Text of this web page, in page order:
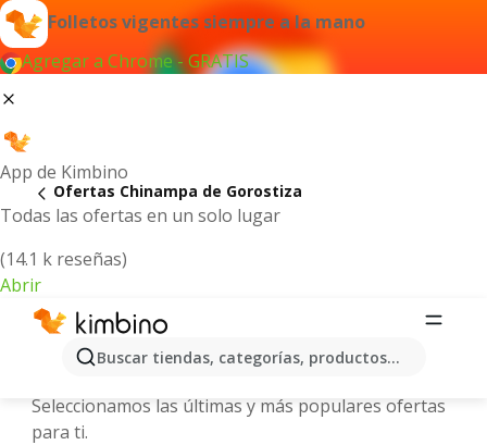
Folletos vigentes siempre a la mano
Agregar a Chrome - GRATIS
App de Kimbino
Todas las ofertas en un solo lugar
(14.1 k reseñas)
Abrir
Buscar tiendas, categorías, productos...
Ofertas Chinampa de Gorostiza
Chinampa de Gorostiza - Folletos y
Seleccionamos las últimas y más populares ofertas
para ti.